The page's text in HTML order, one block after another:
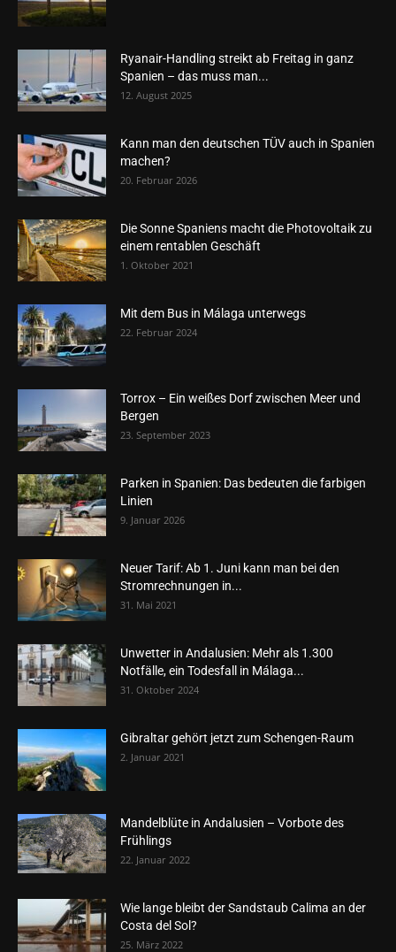
Ryanair-Handling streikt ab Freitag in ganz
Spanien – das muss man...
12. August 2025
Kann man den deutschen TÜV auch in Spanien
machen?
20. Februar 2026
Die Sonne Spaniens macht die Photovoltaik zu
einem rentablen Geschäft
1. Oktober 2021
Mit dem Bus in Málaga unterwegs
22. Februar 2024
Torrox – Ein weißes Dorf zwischen Meer und
Bergen
23. September 2023
Parken in Spanien: Das bedeuten die farbigen
Linien
9. Januar 2026
Neuer Tarif: Ab 1. Juni kann man bei den
Stromrechnungen in...
31. Mai 2021
Unwetter in Andalusien: Mehr als 1.300
Notfälle, ein Todesfall in Málaga...
31. Oktober 2024
Gibraltar gehört jetzt zum Schengen-Raum
2. Januar 2021
Mandelblüte in Andalusien – Vorbote des
Frühlings
22. Januar 2022
Wie lange bleibt der Sandstaub Calima an der
Costa del Sol?
25. März 2022